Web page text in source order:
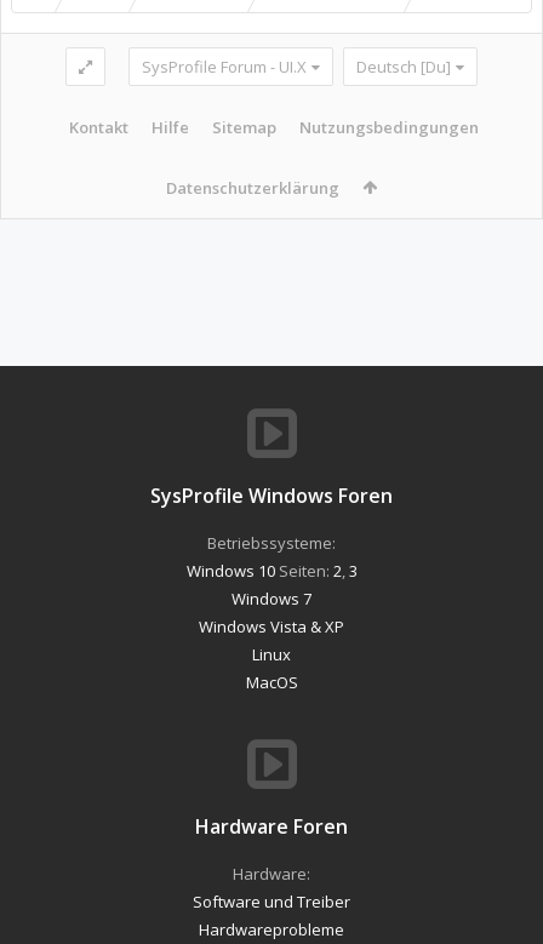
SysProfile Forum - UI.X Deutsch [Du]
Kontakt Hilfe Sitemap Nutzungsbedingungen
Datenschutzerklärung
SysProfile Windows Foren
Betriebssysteme:
Windows 10Seiten: 2 3
Windows 7
Windows Vista & XP
Linux
MacOS
Hardware Foren
Hardware:
Software und Treiber
Hardwareprobleme